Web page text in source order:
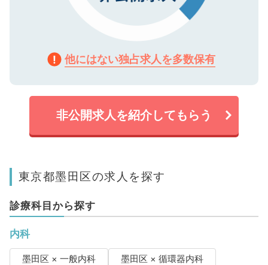
他にはない独占求人を多数保有
非公開求人を紹介してもらう
東京都墨田区の求人を探す
診療科目から探す
内科
墨田区 × 一般内科
墨田区 × 循環器内科